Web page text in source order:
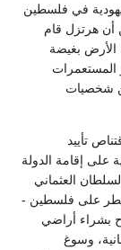
يهودية في فلسطين
أن هرتزل قام
1898 وقرر أن هذه الأرض بغيضة
المستعمرات
شخصيات
بدءاً من سنة 1898 في اقتناص تأييد
على إقامة الدولة
العثماني
على فلسطين -
بشراء أراضي
وسوغ